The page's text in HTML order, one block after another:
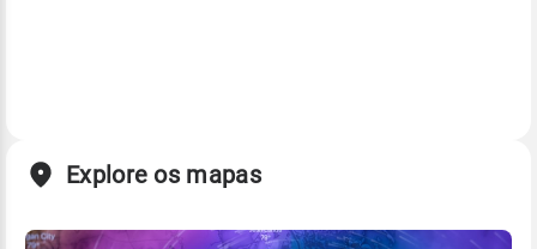
Explore os mapas